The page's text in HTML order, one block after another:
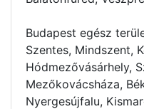
Budapest egész
Szentes, Mindszent,
Hódmezővásárhely,
Mezőkovácsháza,
Nyergesújfalu,